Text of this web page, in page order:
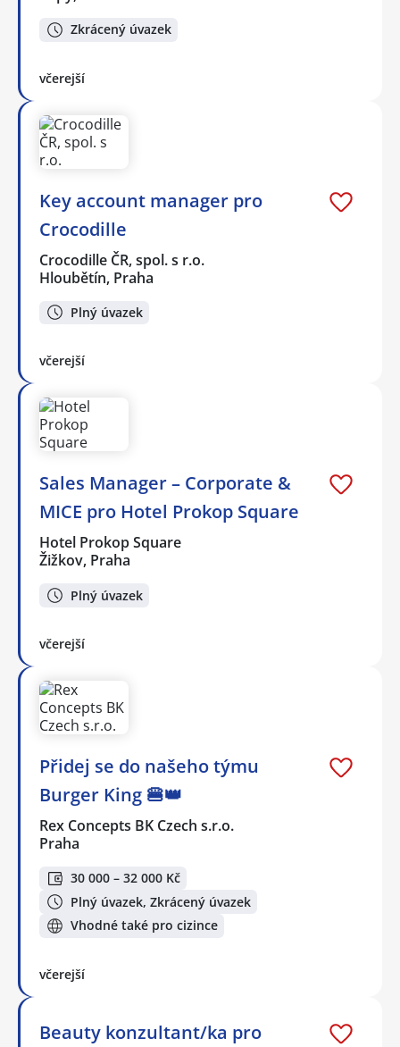
Zkrácený úvazek
včerejší
Key account manager pro
Crocodille
Crocodille ČR, spol. s r.o.
Hloubětín, Praha
Plný úvazek
včerejší
Sales Manager – Corporate &
MICE pro Hotel Prokop Square
Hotel Prokop Square
Žižkov, Praha
Plný úvazek
včerejší
Přidej se do našeho týmu
Burger King 🍔👑
Rex Concepts BK Czech s.r.o.
Praha
30 000 – 32 000 Kč
Plný úvazek, Zkrácený úvazek
Vhodné také pro cizince
včerejší
Beauty konzultant/ka pro